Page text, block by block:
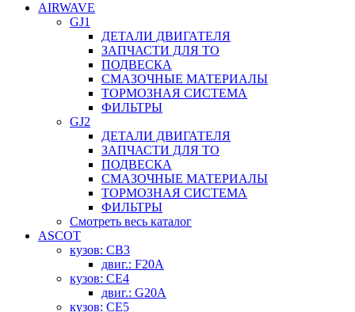
AIRWAVE
GJ1
ДЕТАЛИ ДВИГАТЕЛЯ
ЗАПЧАСТИ ДЛЯ ТО
ПОДВЕСКА
СМАЗОЧНЫЕ МАТЕРИАЛЫ
ТОРМОЗНАЯ СИСТЕМА
ФИЛЬТРЫ
GJ2
ДЕТАЛИ ДВИГАТЕЛЯ
ЗАПЧАСТИ ДЛЯ ТО
ПОДВЕСКА
СМАЗОЧНЫЕ МАТЕРИАЛЫ
ТОРМОЗНАЯ СИСТЕМА
ФИЛЬТРЫ
Смотреть весь каталог
ASCOT
кузов: CB3
двиг.: F20A
кузов: CE4
двиг.: G20A
кузов: CE5